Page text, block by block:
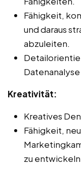
Fähigkeit,
und daraus
abzuleiten.
Kreativität:
Kreatives
Fähigkeit,
zu